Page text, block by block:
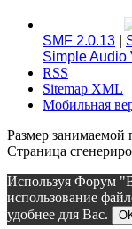
SMF 2.0.13
Simple Audio
RSS
Sitemap XML
Мобильная
Размер занимаемой
Страница
Используя Форум
использование
удобнее для Вас.